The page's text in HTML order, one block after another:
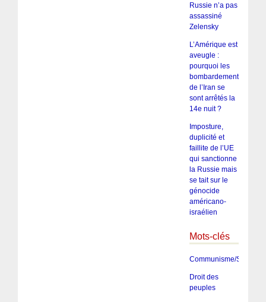
Russie n’a pas
assassiné
Zelensky
L’Amérique est
aveugle :
pourquoi les
bombardements
de l’Iran se
sont arrêtés la
14e nuit ?
Imposture,
duplicité et
faillite de l’UE
qui sanctionne
la Russie mais
se tait sur le
génocide
américano-
israélien
Mots-clés
Communisme/
Droit des
peuples